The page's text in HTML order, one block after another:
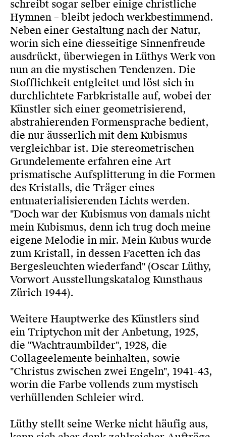
schreibt sogar selber einige christliche
Hymnen – bleibt jedoch werkbestimmend.
Neben einer Gestaltung nach der Natur,
worin sich eine diesseitige Sinnenfreude
ausdrückt, überwiegen in Lüthys Werk von
nun an die mystischen Tendenzen. Die
Stofflichkeit entgleitet und löst sich in
durchlichtete Farbkristalle auf, wobei der
Künstler sich einer geometrisierend,
abstrahierenden Formensprache bedient,
die nur äusserlich mit dem Kubismus
vergleichbar ist. Die stereometrischen
Grundelemente erfahren eine Art
prismatische Aufsplitterung in die Formen
des Kristalls, die Träger eines
entmaterialisierenden Lichts werden.
"Doch war der Kubismus von damals nicht
mein Kubismus, denn ich trug doch meine
eigene Melodie in mir. Mein Kubus wurde
zum Kristall, in dessen Facetten ich das
Bergesleuchten wiederfand" (Oscar Lüthy,
Vorwort Ausstellungskatalog Kunsthaus
Zürich 1944).
Weitere Hauptwerke des Künstlers sind
ein Triptychon mit der Anbetung, 1925,
die "Wachtraumbilder", 1928, die
Collageelemente beinhalten, sowie
"Christus zwischen zwei Engeln", 1941-43,
worin die Farbe vollends zum mystisch
verhüllenden Schleier wird.
Lüthy stellt seine Werke nicht häufig aus,